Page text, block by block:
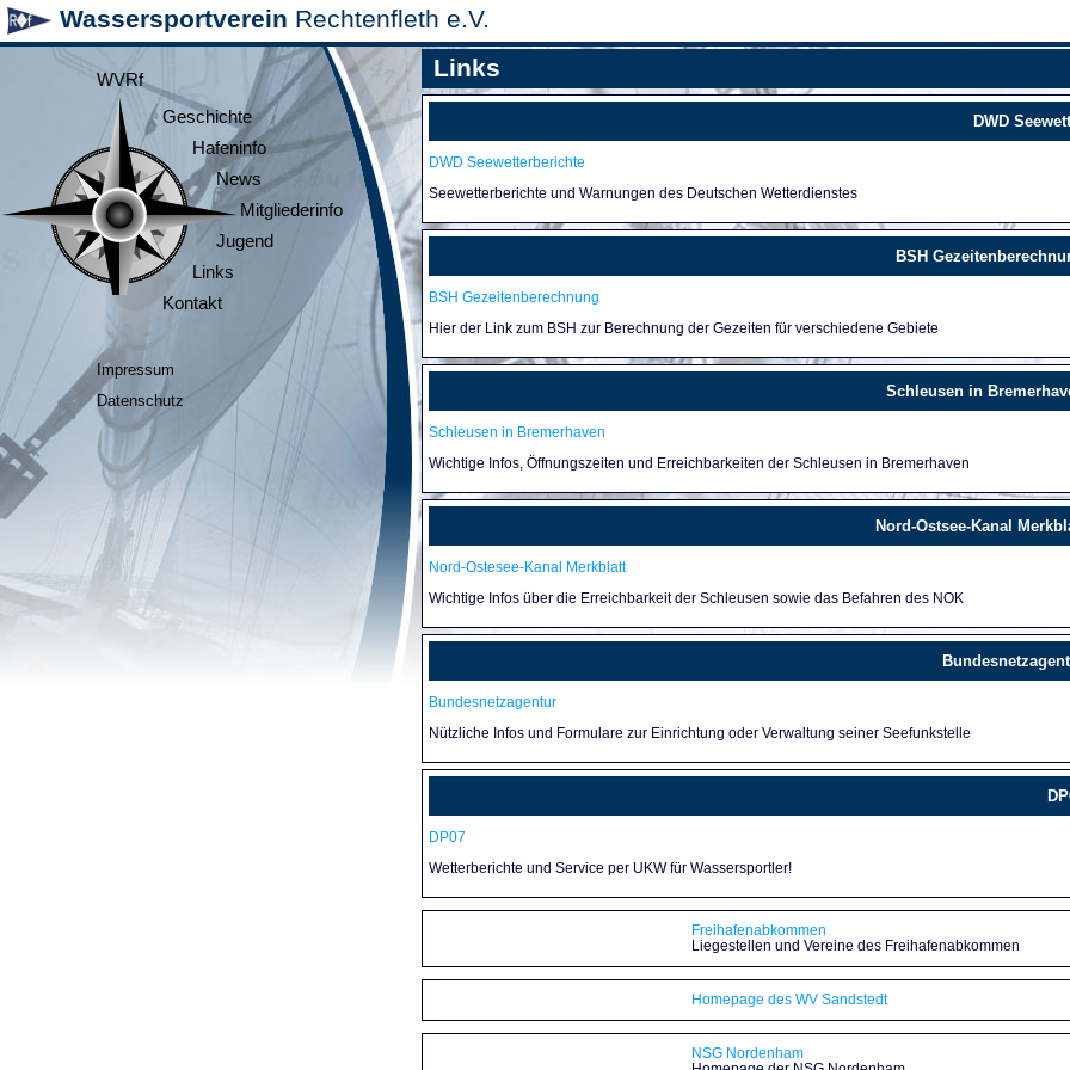
Wassersportverein Rechtenfleth e.V.
WVRf
Geschichte
Hafeninfo
News
Mitgliederinfo
Jugend
Links
Kontakt
Impressum
Datenschutz
Links
DWD
DWD Seewetterberichte
Seewetterberichte und Warnungen des Deutschen Wetterdienstes
BSH
BSH Gezeitenberechnung
Hier der Link zum BSH zur Berechnung der Gezeiten für verschiedene Gebiete
Schleusen in
Schleusen in Bremerhaven
Wichtige Infos, Öffnungszeiten und Erreichbarkeiten der Schleusen in Bremerhaven
Nord-Ostsee-Kanal
Nord-Ostesee-Kanal Merkblatt
Wichtige Infos über die Erreichbarkeit der Schleusen sowie das Befahren des NOK
Bundesnetzagentur
Nützliche Infos und Formulare zur Einrichtung oder Verwaltung seiner Seefunkstelle
DP07
Wetterberichte und Service per UKW für Wassersportler!
Freihafenabkommen
Liegestellen und Vereine des Freihafenabkommen
Homepage des WV Sandstedt
NSG Nordenham